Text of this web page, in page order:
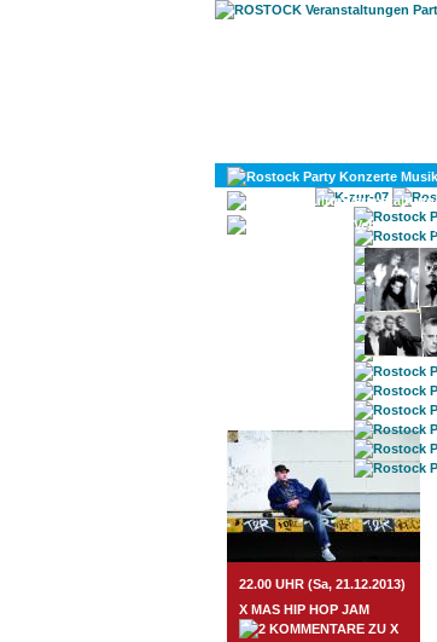
ROSTOCK TAGESTIPP
22.00 UHR (Sa, 21.12.2013)
X MAS HIP HOP JAM